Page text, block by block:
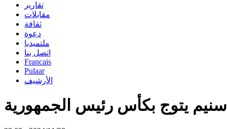
تقارير
مقابلات
ثقافة
دعوة
ملتميديا
اتصل بنا
Francais
Pulaar
الأرشيف
يتوج بكأس رئيس الجمهورية